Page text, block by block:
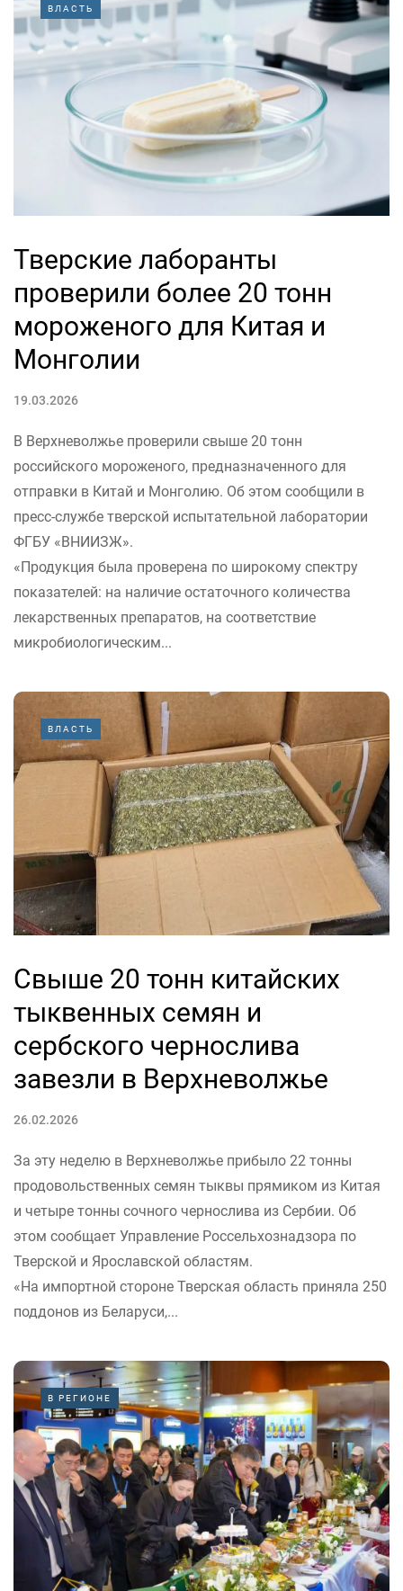
ВЛАСТЬ
Тверские лаборанты
проверили более 20 тонн
мороженого для Китая и
Монголии
19.03.2026
В Верхневолжье проверили свыше 20 тонн
российского мороженого, предназначенного для
отправки в Китай и Монголию. Об этом сообщили в
пресс-службе тверской испытательной лаборатории
ФГБУ «ВНИИЗЖ».
«Продукция была проверена по широкому спектру
показателей: на наличие остаточного количества
лекарственных препаратов, на соответствие
микробиологическим...
ВЛАСТЬ
Свыше 20 тонн китайских
тыквенных семян и
сербского чернослива
завезли в Верхневолжье
26.02.2026
За эту неделю в Верхневолжье прибыло 22 тонны
продовольственных семян тыквы прямиком из Китая
и четыре тонны сочного чернослива из Сербии. Об
этом сообщает Управление Россельхознадзора по
Тверской и Ярославской областям.
«На импортной стороне Тверская область приняла 250
поддонов из Беларуси,...
В РЕГИОНЕ